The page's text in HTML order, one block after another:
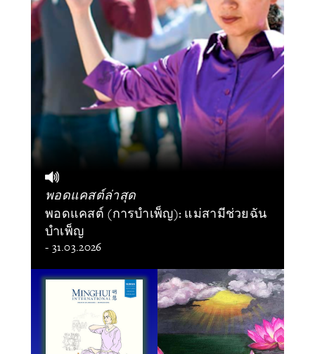
พอดแคสต์ล่าสุด
พอดแคสต์ (การบำเพ็ญ): แม่สามีช่วยฉัน
บำเพ็ญ
- 31.03.2026